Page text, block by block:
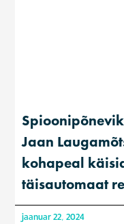
Jaan
kohapeal
täisautomaat
jaanuar 22, 2024